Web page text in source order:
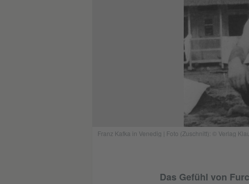
Franz Kafka in Venedig | Foto (Zuschnitt): © Verlag
Das Gefühl von